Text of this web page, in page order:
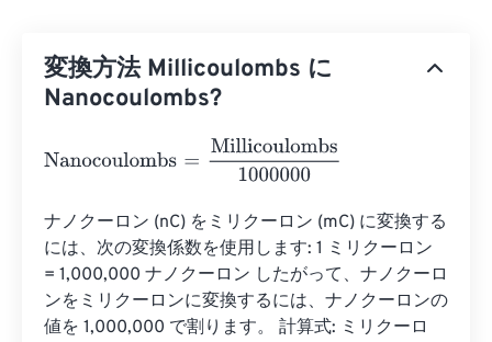
変換方法 Millicoulombs に
Nanocoulombs?
Nanocoulombs Millicoulombs1000000
ナノクーロン (nC) をミリクーロン (mC) に変換する
には、次の変換係数を使用します: 1 ミリクーロン
= 1,000,000 ナノクーロン したがって、ナノクーロ
ンをミリクーロンに変換するには、ナノクーロンの
値を 1,000,000 で割ります。 計算式: ミリクーロ